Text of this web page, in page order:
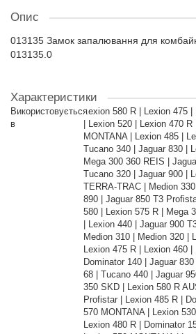
Опис
013135 Замок запалювання для
013135.0
Характеристики
Використовується
в
Lexion 580 R | Lexion 475
| Lexion 520 | Lexion 470
MONTANA | Lexion 485 |
Tucano 340 | Jaguar 830 |
Mega 300 360 REIS |
Tucano 320 | Jaguar 900 |
TERRA-TRAC | Medion
890 | Jaguar 850 T3
580 | Lexion 575 R | Mega
| Lexion 440 | Jaguar 900
Medion 310 | Medion 320 |
Lexion 475 R | Lexion 460 |
Dominator 140 | Jaguar
68 | Tucano 440 | Jaguar
350 SKD | Lexion 580 R
Profistar | Lexion 485 R |
570 MONTANA | Lexion
Lexion 480 R | Dominator